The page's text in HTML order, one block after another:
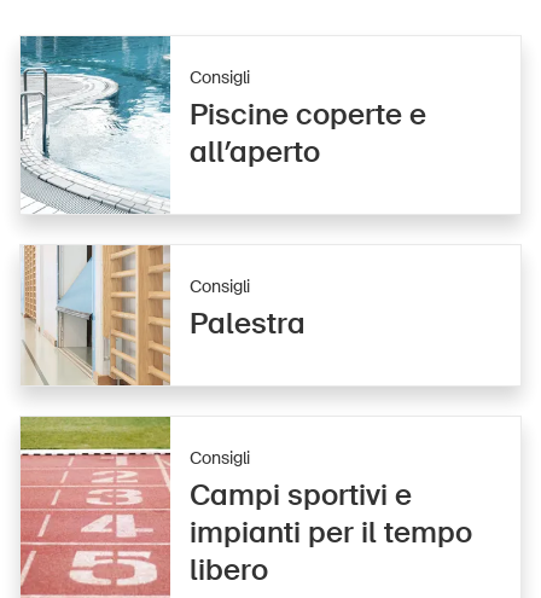
Consigli
Piscine coperte e
all’aperto
Consigli
Palestra
Consigli
Campi sportivi e
impianti per il tempo
libero